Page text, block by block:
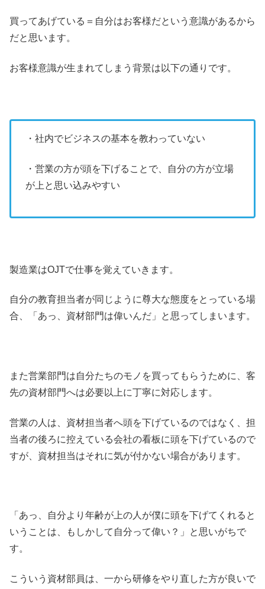
買ってあげている＝自分はお客様だという意識があるから
だと思います。
お客様意識が生まれてしまう背景は以下の通りです。
・社内でビジネスの基本を教わっていない
・営業の方が頭を下げることで、自分の方が立場
が上と思い込みやすい
製造業はOJTで仕事を覚えていきます。
自分の教育担当者が同じように尊大な態度をとっている場
合、「あっ、資材部門は偉いんだ」と思ってしまいます。
また営業部門は自分たちのモノを買ってもらうために、客
先の資材部門へは必要以上に丁寧に対応します。
営業の人は、資材担当者へ頭を下げているのではなく、担
当者の後ろに控えている会社の看板に頭を下げているので
すが、資材担当はそれに気が付かない場合があります。
「あっ、自分より年齢が上の人が僕に頭を下げてくれると
いうことは、もしかして自分って偉い？」と思いがちで
す。
こういう資材部員は、一から研修をやり直した方が良いで